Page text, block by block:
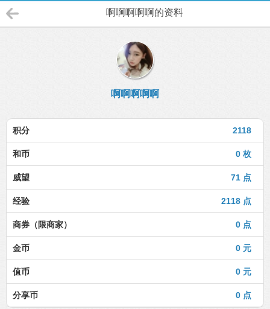
啊啊啊啊啊的资料
啊啊啊啊啊
2118
积分
0 枚
和币
71 点
威望
2118 点
经验
0 点
商券（限商家）
0 元
金币
0 元
值币
0 点
分享币